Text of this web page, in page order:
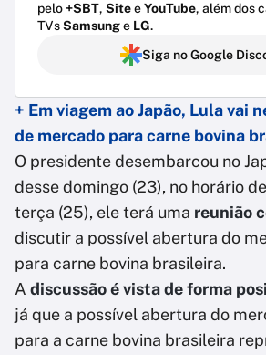
pelo+SBT, SiteeYouTube, além dos
TVsSamsunge LG.
Siga no Google
+ Em viagem ao Japão, Lula vai
de mercado para carne bovina
O presidente desembarcou no
desse domingo (23), no horário
terça (25), ele terá uma reunião
discutir a possível abertura do
para carne bovina brasileira.
A discussão é vista de forma
já que a possível abertura do
para a carne bovina brasileira